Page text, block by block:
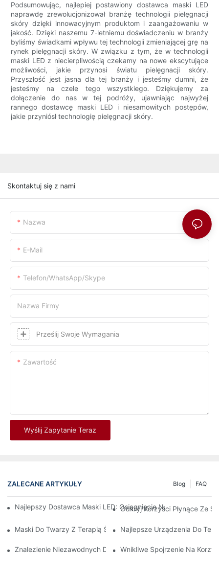
Podsumowując, najlepiej postawiony dostawca maski LED
naprawdę zrewolucjonizował branżę technologii pielęgnacji
skóry dzięki innowacyjnym produktom i zaangażowaniu w
jakość. Dzięki naszemu 7-letniemu doświadczeniu w branży
byliśmy świadkami wpływu tej technologii zmieniającej grę na
rynek pielęgnacji skóry. W związku z tym, że w technologii
maski LED z niecierpliwością czekamy na nowe ekscytujące
możliwości, jakie przynosi światu pielęgnacji skóry.
Przyszłość jest jasna dla tej branży i jesteśmy dumni, że
jesteśmy na czele tego wszystkiego. Dziękujemy za
dołączenie do nas w tej podróży, ujawniając najwyżej
rannego dostawcę maski LED i niesamowitych postępów,
jakie przyniósł technologię pielęgnacji skóry.
Skontaktuj się z nami
Nazwa
E-Mail
Telefon/WhatsApp/Skype
Nazwa Firmy
Prześlij Swoje Wymagania
Zawartość
Wyślij Zapytanie Teraz
ZALECANE ARTYKUŁY FAQ
Blog
Najlepszy Dostawca Maski LED: Osiągnięcie Najwyższej
Odkryj Korzyści Płynące Ze
Maski Do Twarzy Z Terapią Światłem Czerwonym:
Najlepsze Urządzenia Do
Znalezienie Niezawodnych Dostawców Terapii Światłem
Wnikliwe Spojrzenie Na